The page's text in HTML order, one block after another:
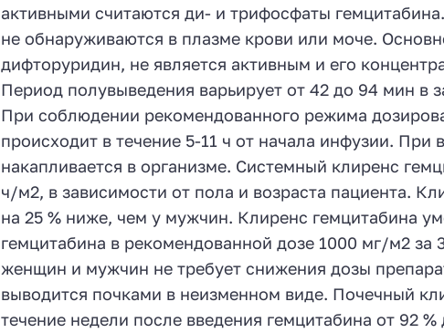
активными считаются ди- и трифосфаты
не обнаруживаются в плазме крови или моче.
дифторуридин, не является активным и его
Период полувыведения варьирует от 42 до 94 мин в
При соблюдении рекомендованного режима
происходит в течение 5-11 ч от начала инфузии.
накапливается в организме. Системный клиренс
ч/м2, в зависимости от пола и возраста пациента.
на 25 % ниже, чем у мужчин. Клиренс гемцитабина
гемцитабина в рекомендованной дозе 1000 мг/м2
женщин и мужчин не требует снижения дозы
выводится почками в неизменном виде. Почечный
течение недели после введения гемцитабина от 92